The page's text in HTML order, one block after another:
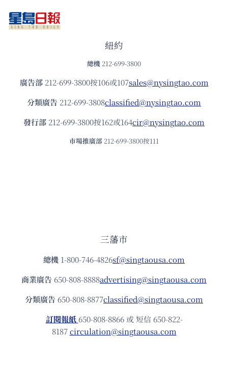
紐約
總機 212-699-3800
廣告部212-699-3800按106或107sales@nysingtao.com
分類廣告 212-699-3808classified@nysingtao.com
發⾏部 212-699-3800按162或164cir@nysingtao.com
市場推廣部 212-699-3800按111
三藩市
總機 1-800-746-4826sf@singtaousa.com
商業廣告 650-808-8888advertising@singtaousa.com
分類廣告 650-808-8877classified@singtaousa.com
訂閱報紙 650-808-8866 或 短信 650-822-
8187circulation@singtaousa.com